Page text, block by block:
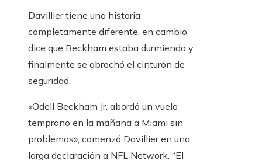
Davillier tiene una historia
completamente diferente, en cambio
dice que Beckham estaba durmiendo y
finalmente se abrochó el cinturón de
seguridad.
«Odell Beckham Jr. abordó un vuelo
temprano en la mañana a Miami sin
problemas», comenzó Davillier en una
larga declaración a NFL Network. “El